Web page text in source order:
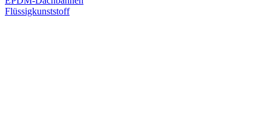
Flüssigkunststoff